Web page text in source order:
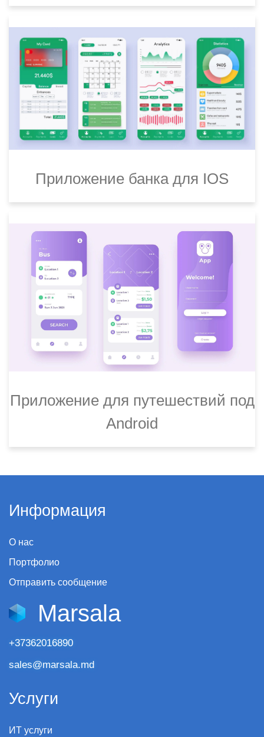
Приложение банка для IOS
Приложение для путешествий под
Android
Информация
О нас
Портфолио
Отправить сообщение
Marsala
+37362016890
sales@marsala.md
Услуги
ИТ услуги